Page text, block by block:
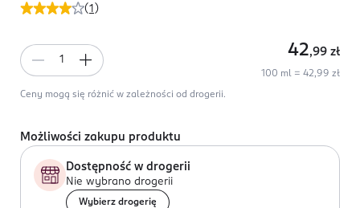
(1 )
42,99 zł
100 ml = 42,99 zł
Ceny mogą się różnić w zależności od drogerii.
Możliwości zakupu produktu
Dostępność w drogerii
Nie wybrano drogerii
Wybierz drogerię